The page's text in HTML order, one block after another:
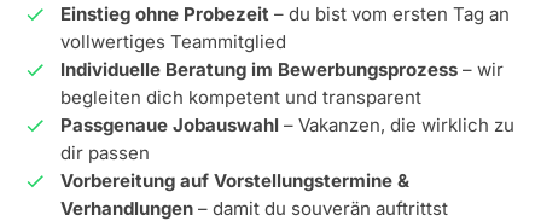
Einstieg ohne Probezeit – du bist vom ersten Tag an
vollwertiges Teammitglied
Individuelle Beratung im Bewerbungsprozess – wir
begleiten dich kompetent und transparent
Passgenaue Jobauswahl – Vakanzen, die wirklich zu
dir passen
Vorbereitung auf Vorstellungstermine &
Verhandlungen – damit du souverän auftrittst